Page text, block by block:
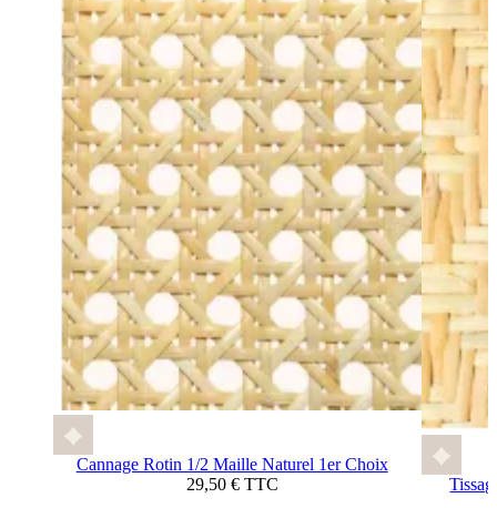
Cannage Rotin 1/2 Maille Naturel 1er Choix
29,50 € TTC